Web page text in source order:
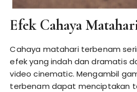
Efek Cahaya
Cahaya matahari terbenam
efek yang indah dan dramatis
video cinematic. Mengambil
terbenam dapat menciptakan